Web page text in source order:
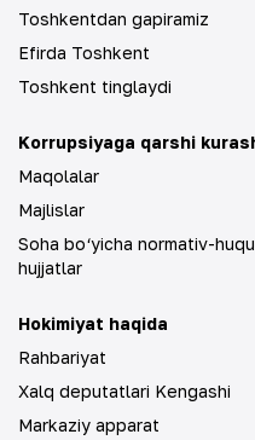
Toshkentdan gapiramiz
Efirda Toshkent
Toshkent tinglaydi
Korrupsiyaga qarshi
Maqolalar
Majlislar
Soha bo‘yicha normativ-
hujjatlar
Hokimiyat haqida
Rahbariyat
Xalq deputatlari Kengashi
Markaziy apparat